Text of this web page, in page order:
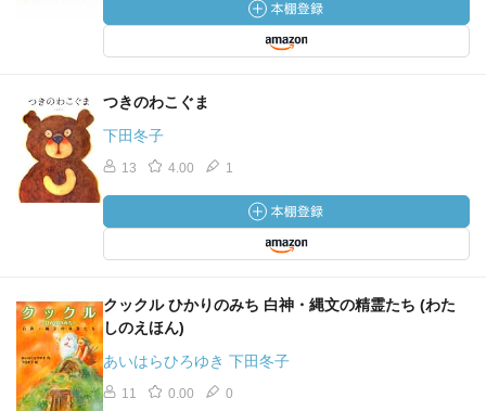
つきのわこぐま
下田冬子
13 4.00 1
クックル ひかりのみち 白神・縄文の精霊たち (わた
しのえほん)
あいはらひろゆき 下田冬子
11 0.00 0